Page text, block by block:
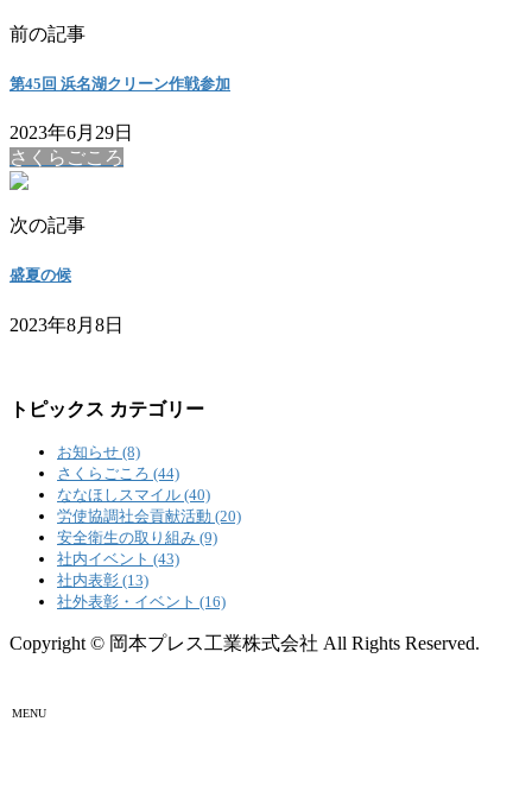
前の記事
第45回 浜名湖クリーン作戦参加
2023年6月29日
さくらごころ
次の記事
盛夏の候
2023年8月8日
トピックス カテゴリー
お知らせ (8)
さくらごころ (44)
ななほしスマイル (40)
労使協調社会貢献活動 (20)
安全衛生の取り組み (9)
社内イベント (43)
社内表彰 (13)
社外表彰・イベント (16)
Copyright © 岡本プレス工業株式会社 All Rights Reserved.
MENU